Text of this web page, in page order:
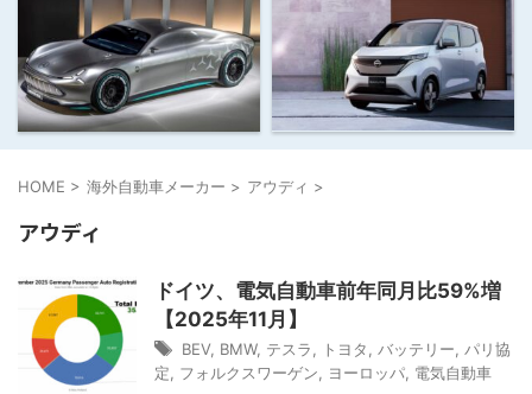
HOME > 海外自動車メーカー > アウディ >
アウディ
ドイツ、電気自動車前年同月比59%増
【2025年11月】
BEV, BMW, テスラ トヨタ バッテリー
パリ協
定
フォルクスワーゲン ヨーロッパ 電気自動車